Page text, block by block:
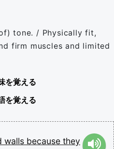
tone. / Physically fit,
firm muscles and limited
を覚える
を覚える
walls because they